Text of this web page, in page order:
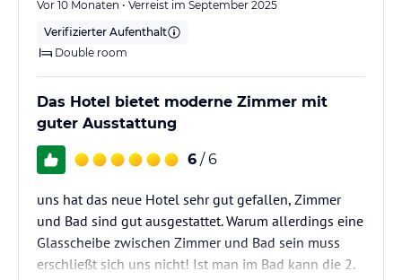
Vor 10 Monaten • Verreist im September 2025
Verifizierter Aufenthalt
Double room
Das Hotel bietet moderne Zimmer mit
guter Ausstattung
6 / 6
uns hat das neue Hotel sehr gut gefallen, Zimmer
und Bad sind gut ausgestattet. Warum allerdings eine
Glasscheibe zwischen Zimmer und Bad sein muss
erschließt sich uns nicht! Ist man im Bad kann die 2.